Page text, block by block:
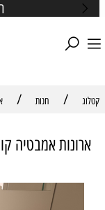
קטלוג / חנות /
ארונות אמבטיה